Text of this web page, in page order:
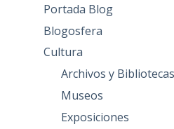
Portada Blog
Blogosfera
Cultura
Archivos y Bibliotecas
Museos
Exposiciones